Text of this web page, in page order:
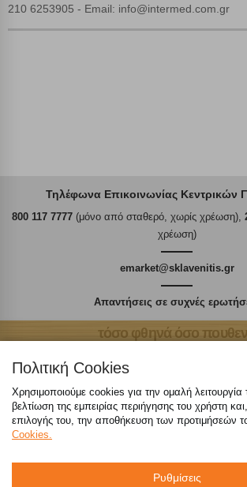
210 6253905 - Email: info@intermed.com.gr
Τηλέφωνα Επικοινωνίας Κεντρικών
800 117 7777(μόνο από σταθερό, χωρίς χρέωση),
χρέωση)
emarket@sklavenitis.gr
Απαντήσεις σε συχνές
τόσο φθηνά όσο
Καταστήματα
Πολιτική Cookies
Χρησιμοποιούμε cookies για την ομαλή λειτουργία
βελτίωση της εμπειρίας περιήγησης του χρήστη
επιλογής του, την αποθήκευση των προτιμήσεών
Cookies.
Ρυθμίσεις